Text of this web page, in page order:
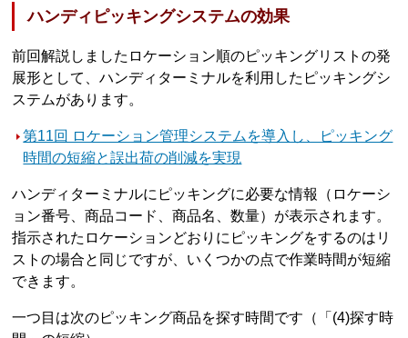
ハンディピッキングシステムの効果
前回解説しましたロケーション順のピッキングリストの発
展形として、ハンディターミナルを利用したピッキングシ
ステムがあります。
第11回 ロケーション管理システムを導入し、ピッキング
時間の短縮と誤出荷の削減を実現
ハンディターミナルにピッキングに必要な情報（ロケーシ
ョン番号、商品コード、商品名、数量）が表示されます。
指示されたロケーションどおりにピッキングをするのはリ
ストの場合と同じですが、いくつかの点で作業時間が短縮
できます。
一つ目は次のピッキング商品を探す時間です（「(4)探す時